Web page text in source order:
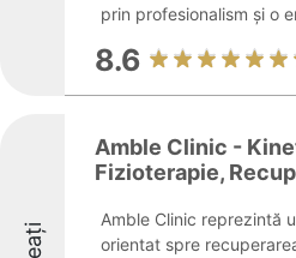
prin profesionalism și o
8.6
Amble Clinic -
Fizioterapie,
Amble Clinic reprezintă
orientat spre